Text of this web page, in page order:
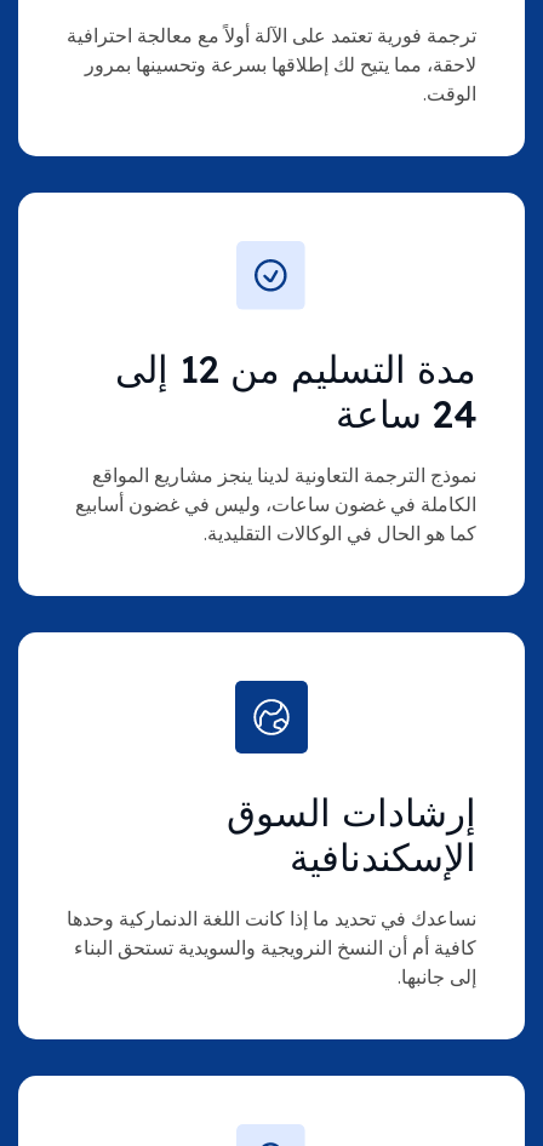
ترجمة فورية تعتمد على الآلة أولاً مع معالجة احترافية
لاحقة، مما يتيح لك إطلاقها بسرعة وتحسينها بمرور
الوقت.
مدة التسليم من 12 إلى
24 ساعة
نموذج الترجمة التعاونية لدينا ينجز مشاريع المواقع
الكاملة في غضون ساعات، وليس في غضون أسابيع
كما هو الحال في الوكالات التقليدية.
إرشادات السوق
الإسكندنافية
نساعدك في تحديد ما إذا كانت اللغة الدنماركية وحدها
كافية أم أن النسخ النرويجية والسويدية تستحق البناء
إلى جانبها.